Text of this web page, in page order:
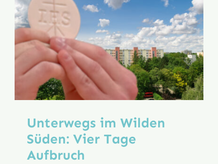
Unterwegs im Wilden
Süden: Vier Tage
Aufbruch